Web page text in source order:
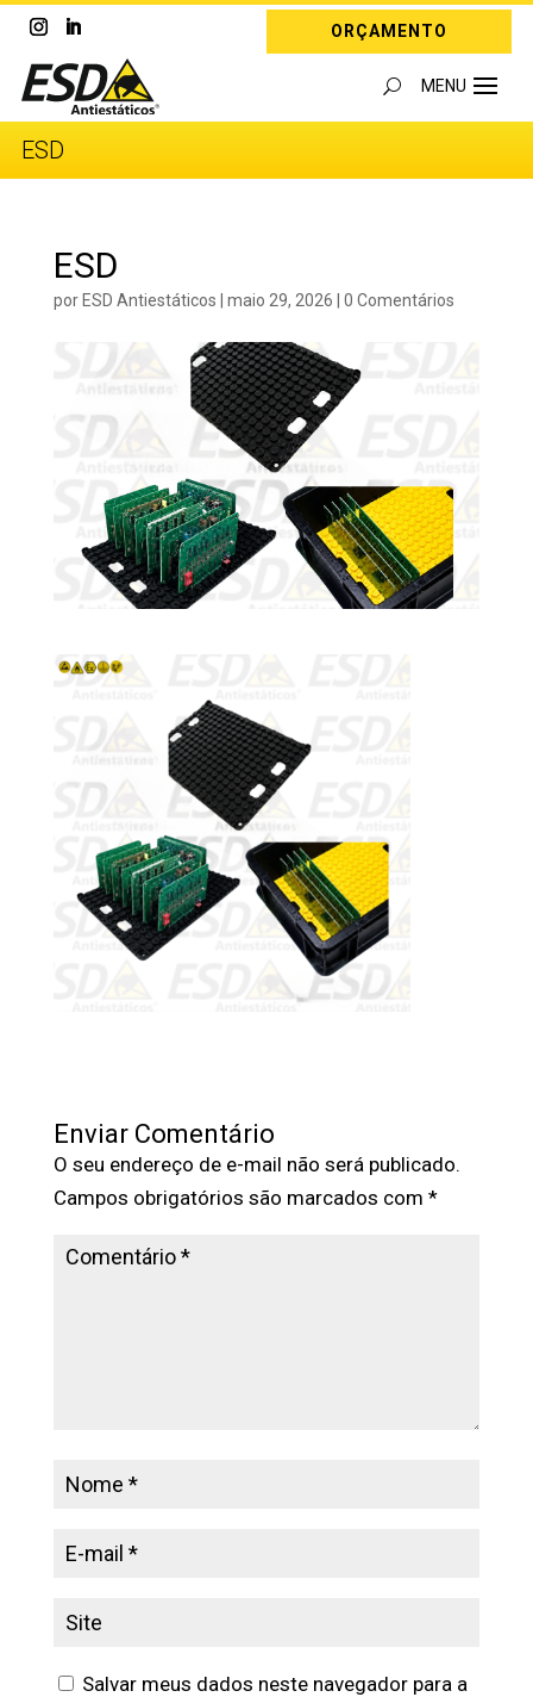
ORÇAMENTO
ESD
ESD
porESD Antiestáticos | maio 29, 2026 | 0 Comentários
Enviar Comentário
O seu endereço de e-mail não será publicado.
Campos obrigatórios são marcados com *
Salvar meus dados neste navegador para a